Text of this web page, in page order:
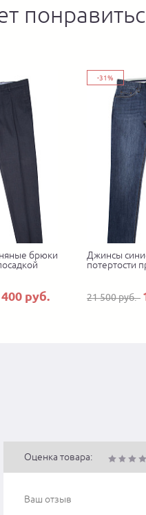
брюки
руб.
-31%
Джинсы
потертости
21 500 руб.
Оценка товара: